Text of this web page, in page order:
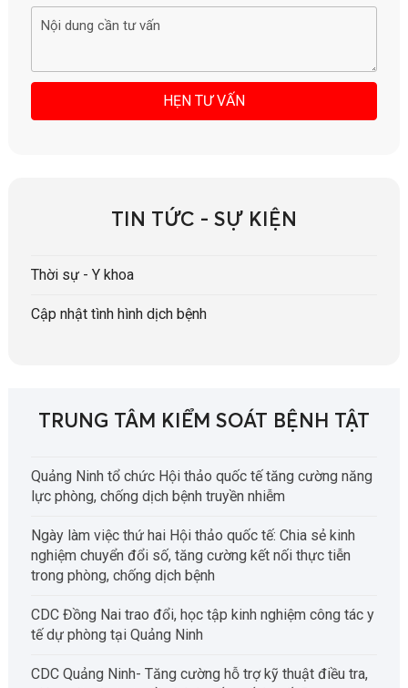
TIN TỨC - SỰ KIỆN
Thời sự - Y khoa
Cập nhật tình hình dịch bệnh
TRUNG TÂM KIỂM SOÁT BỆNH TẬT
Quảng Ninh tổ chức Hội thảo quốc tế tăng cường năng
lực phòng, chống dịch bệnh truyền nhiễm
Ngày làm việc thứ hai Hội thảo quốc tế: Chia sẻ kinh
nghiệm chuyển đổi số, tăng cường kết nối thực tiễn
trong phòng, chống dịch bệnh
CDC Đồng Nai trao đổi, học tập kinh nghiệm công tác y
tế dự phòng tại Quảng Ninh
CDC Quảng Ninh- Tăng cường hỗ trợ kỹ thuật điều tra,